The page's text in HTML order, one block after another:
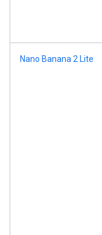
Nano Banana 2 Lite